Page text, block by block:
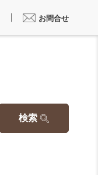
お問合せ
検索